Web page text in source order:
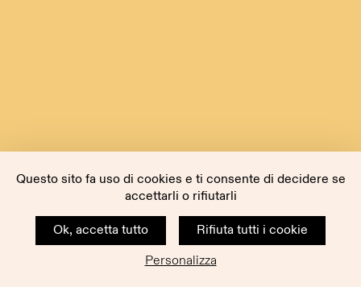
Questo sito fa uso di cookies e ti consente di decidere se
accettarli o rifiutarli
Ok, accetta tutto
Rifiuta tutti i cookie
Personalizza